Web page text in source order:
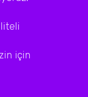
için